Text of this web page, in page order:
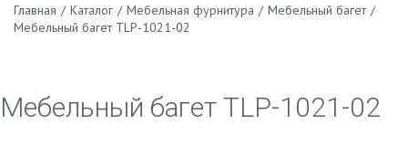
Главная / Каталог / Мебельная фурнитура / Мебельный багет /
Мебельный багет TLP-1021-02
Мебельный багет TLP-1021-02